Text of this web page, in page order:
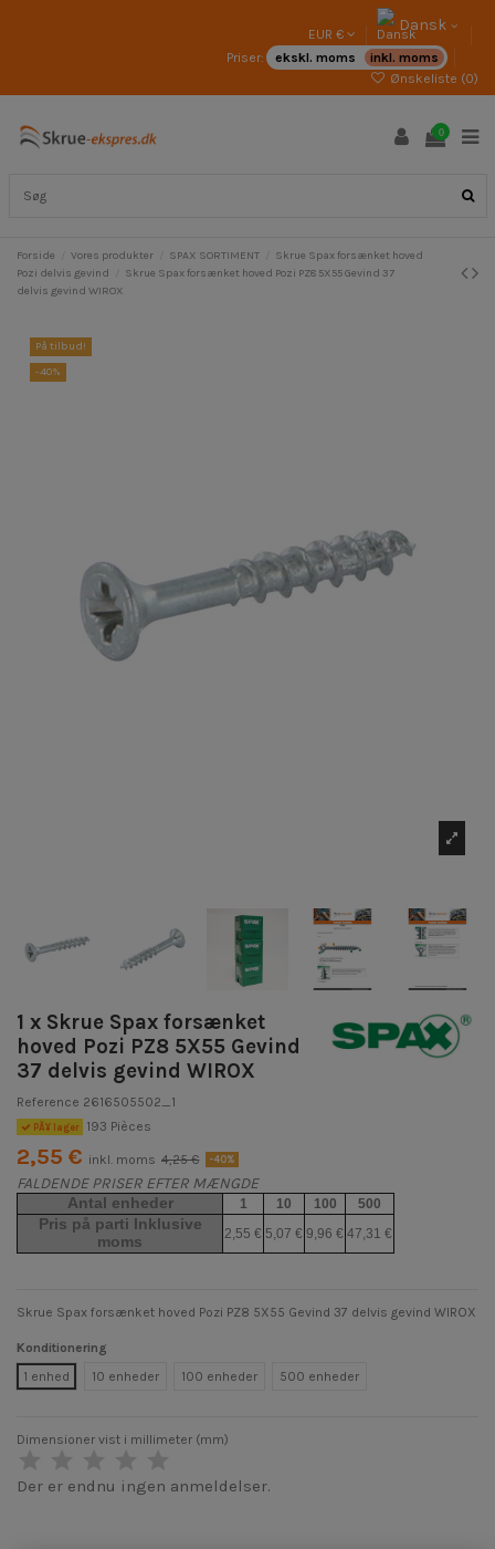
EUR € Dansk
Priser: ekskl. moms
inkl. moms
Ønskeliste (0)
0
Forside Vores produkter SPAX SORTIMENT
Skrue Spax forsænket hoved
Pozi delvis gevind
Skrue Spax forsænket hoved Pozi PZ8 5X55 Gevind 37
delvis gevind WIROX
På tilbud!
-40%
1 x Skrue Spax forsænket
hoved Pozi PZ8 5X55 Gevind
37 delvis gevind WIROX
Reference 2616505502_1
PÃ¥ lager 193 Pièces
2,55 € inkl. moms 4,25 € -40%
FALDENDE PRISER EFTER MÆNGDE
Antal enheder 1 10 100 500
Pris på parti Inklusive
moms
2,55 € 5,07 € 9,96 € 47,31 €
Skrue Spax forsænket hoved Pozi PZ8 5X55 Gevind 37 delvis gevind WIROX
Konditionering
1 enhed
10 enheder 100 enheder 500 enheder
Dimensioner vist i millimeter (mm)
Der er endnu ingen anmeldelser.